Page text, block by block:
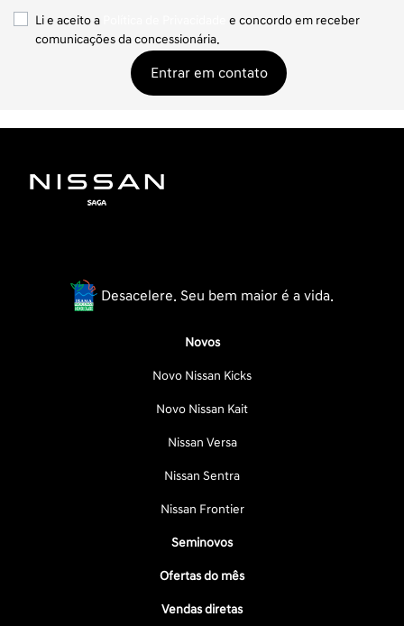
Li e aceito a
e concordo em receber
comunicações da concessionária.
Entrar em contato
Desacelere. Seu bem maior é a vida.
Novos
Novo Nissan Kicks
Novo Nissan Kait
Nissan Versa
Nissan Sentra
Nissan Frontier
Seminovos
Ofertas do mês
Vendas diretas